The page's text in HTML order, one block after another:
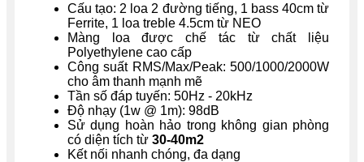
Cấu tạo: 2 loa 2 đường tiếng, 1 bass 40cm từ
Ferrite, 1 loa treble 4.5cm từ NEO
Màng loa được chế tác từ chất liệu
Polyethylene cao cấp
Công suất RMS/Max/Peak: 500/1000/2000W
cho âm thanh mạnh mẽ
Tần số đáp tuyến: 50Hz - 20kHz
Độ nhạy (1w @ 1m): 98dB
Sử dụng hoàn hảo trong không gian phòng
có diện tích từ 30-40m2
Kết nối nhanh chóng, đa dạng